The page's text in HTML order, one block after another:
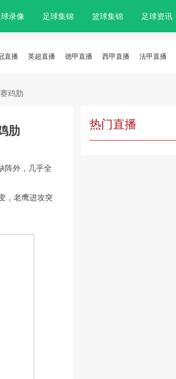
录像 足球集锦 篮球集锦 足球资讯
直播 英超直播 德甲直播 西甲直播 法甲直播
鸡肋
肋
阵外，几乎全
，老鹰进攻突
热门直播